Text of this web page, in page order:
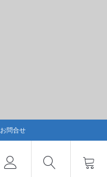
お問合せ